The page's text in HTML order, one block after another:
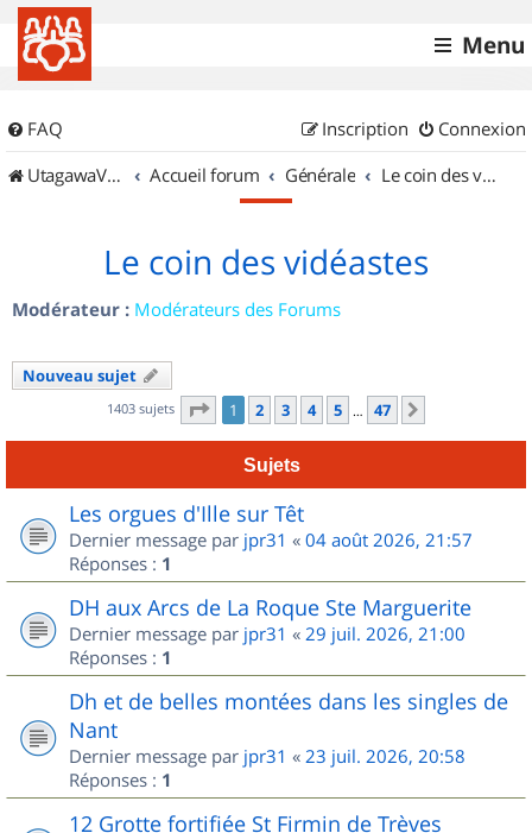
Menu
FAQ Connexion
Inscription
UtagawaVTT (Randos VTT et VTTAE avec traces GPS)
Accueil forum Générale Le coin des vidéastes
Le coin des vidéastes
Modérateur : Modérateurs des Forums
Nouveau sujet
1403 sujets Page 1sur
1 2 3 4 5 … 47
Sujets
Les orgues d'Ille sur Têt
Dernier message par jpr31 « 04 août 2026, 21:57
Réponses : 1
DH aux Arcs de La Roque Ste Marguerite
Dernier message par jpr31 « 29 juil. 2026, 21:00
Réponses : 1
Dh et de belles montées dans les singles de
Nant
Dernier message par jpr31 « 23 juil. 2026, 20:58
Réponses : 1
12 Grotte fortifiée St Firmin de Trèves